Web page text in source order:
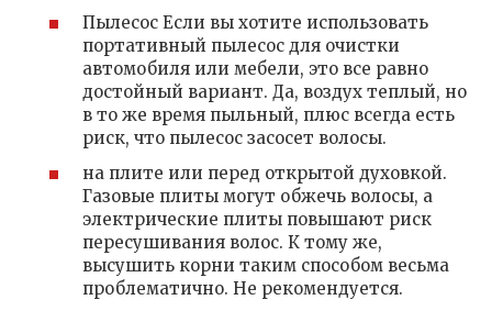
Пылесос Если вы хотите использовать
портативный пылесос для очистки
автомобиля или мебели, это все равно
достойный вариант. Да, воздух теплый, но
в то же время пыльный, плюс всегда есть
риск, что пылесос засосет волосы.
на плите или перед открытой духовкой.
Газовые плиты могут обжечь волосы, а
электрические плиты повышают риск
пересушивания волос. К тому же,
высушить корни таким способом весьма
проблематично. Не рекомендуется.